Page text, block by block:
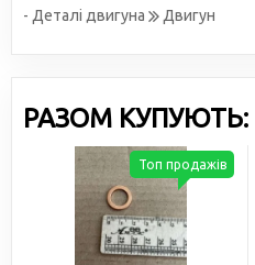
- Деталі двигуна
Двигун
РАЗОМ КУПУЮТЬ:
Топ продажів